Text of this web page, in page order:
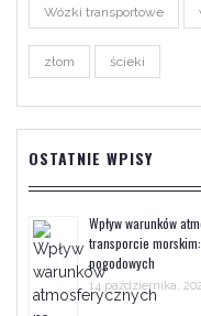
Wózki transportowe
złom ścieki
OSTATNIE WPISY
Wpływ warunków
transporcie
pogodowych
14 października,